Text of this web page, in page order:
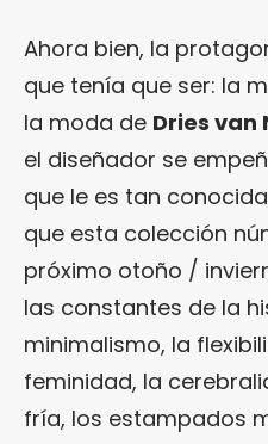
Ahora bien, la
que tenía que ser: la
la moda de Dries van
el diseñador se
que le es tan
que esta colección
próximo otoño /
las constantes de la
minimalismo, la
feminidad, la
fría, los estampados